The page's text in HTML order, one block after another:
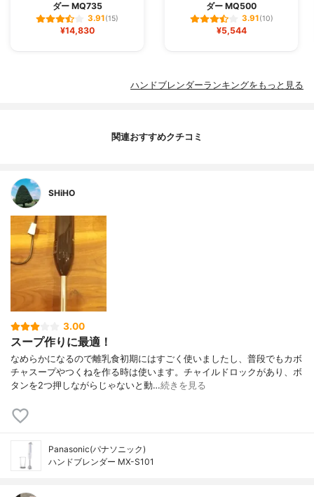
ダー MQ735
3.91(15)
¥14,830
ダー MQ500
3.91(10)
¥5,544
ハンドブレンダーランキングをもっと見る
関連おすすめクチコミ
SHiHO
3.00
スープ作りに最適！
なめらかになるので離乳食初期にはすごく使いましたし、普段でもカボ
チャスープやつくねを作る時は使います。チャイルドロックがあり、ボ
タンを2つ押しながらじゃないと動…続きを見る
Panasonic(パナソニック)
ハンドブレンダー MX-S101